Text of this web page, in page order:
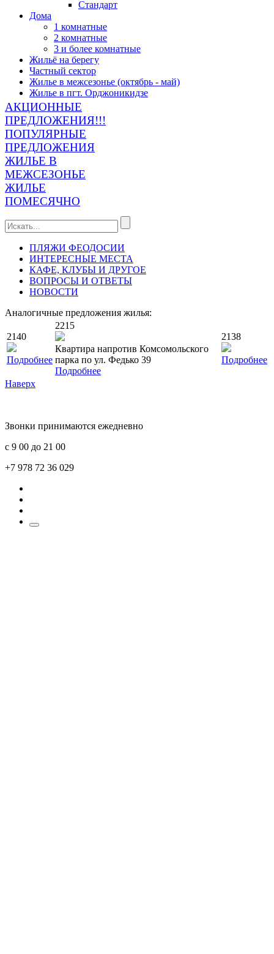
Стандарт
Дома
1 комнатные
2 комнатные
3 и более комнатные
Жильё на берегу
Частный сектор
Жилье в межсезонье (октябрь - май)
Жилье в пгт. Орджоникидзе
АКЦИОННЫЕ
ПРЕДЛОЖЕНИЯ!!!
ПОПУЛЯРНЫЕ
ПРЕДЛОЖЕНИЯ
ЖИЛЬЕ В
МЕЖСЕЗОНЬЕ
ЖИЛЬЕ
ПОМЕСЯЧНО
ПЛЯЖИ ФЕОДОСИИ
ИНТЕРЕСНЫЕ МЕСТА
КАФЕ, КЛУБЫ И ДРУГОЕ
ВОПРОСЫ И ОТВЕТЫ
НОВОСТИ
Аналогичные предложения жилья:
2140
Подробнее
2215
Квартира напротив Комсомольского
парка по ул. Федько 39
Подробнее
2138
Подробнее
Наверх
Звонки принимаются ежедневно
с 9 00 до 21 00
+7 978 72 36 029